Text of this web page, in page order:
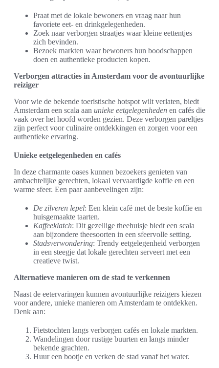
Praat met de lokale bewoners en vraag naar hun
favoriete eet- en drinkgelegenheden.
Zoek naar verborgen straatjes waar kleine eettentjes
zich bevinden.
Bezoek markten waar bewoners hun boodschappen
doen en authentieke producten kopen.
Verborgen attracties in Amsterdam voor de avontuurlijke
reiziger
Voor wie de bekende toeristische hotspot wilt verlaten, biedt
Amsterdam een scala aan unieke eetgelegenheden en cafés die
vaak over het hoofd worden gezien. Deze verborgen pareltjes
zijn perfect voor culinaire ontdekkingen en zorgen voor een
authentieke ervaring.
Unieke eetgelegenheden en cafés
In deze charmante oases kunnen bezoekers genieten van
ambachtelijke gerechten, lokaal vervaardigde koffie en een
warme sfeer. Een paar aanbevelingen zijn:
De zilveren lepel: Een klein café met de beste koffie en
huisgemaakte taarten.
Kaffeeklatch: Dit gezellige theehuisje biedt een scala
aan bijzondere theesoorten in een sfeervolle setting.
Stadsverwondering: Trendy eetgelegenheid verborgen
in een steegje dat lokale gerechten serveert met een
creatieve twist.
Alternatieve manieren om de stad te verkennen
Naast de eetervaringen kunnen avontuurlijke reizigers kiezen
voor andere, unieke manieren om Amsterdam te ontdekken.
Denk aan:
Fietstochten langs verborgen cafés en lokale markten.
Wandelingen door rustige buurten en langs minder
bekende grachten.
Huur een bootje en verken de stad vanaf het water.